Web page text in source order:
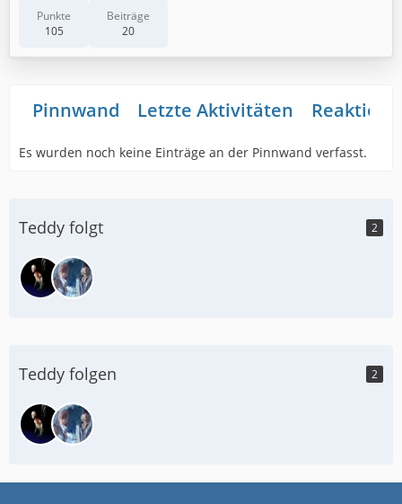
Punkte
105
Beiträge
20
Pinnwand Letzte Aktivitäten
Es wurden noch keine Einträge an der Pinnwand verfasst.
Teddy folgt 2
Teddy folgen 2